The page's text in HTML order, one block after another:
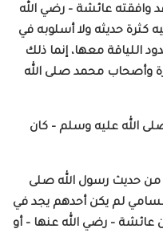
وافقته عائشة – رضي الله
كثرة حديثه ولا أسلوبه في
اللياقة معها، إنما ذلك
وأصحاب محمد صلى الله
الله عليه وسلم – كان
من حديث رسول الله صلى
لم يكن أحدهم يجد في
– رضي الله عنها – أو